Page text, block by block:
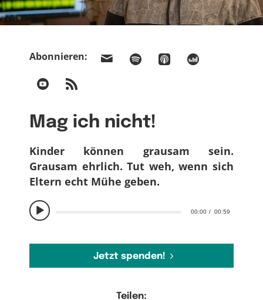
Abonnieren:
Mag ich nicht!
00:00 00:59
Kinder können grausam sein.
Grausam ehrlich. Tut weh, wenn sich
Eltern echt Mühe geben.
Jetzt spenden!
Teilen: